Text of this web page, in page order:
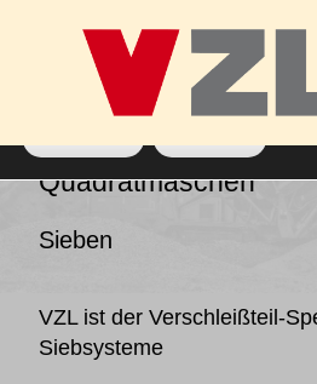
Schlagwort-Archiv:
Quadratmaschen
Sieben
VZL ist der Verschleißteil-
Siebsysteme
Wir verwenden Cookies, um dir die
unserer Website zu bieten.
Du kannst mehr darüber erfahren,
verwenden, oder sie unter